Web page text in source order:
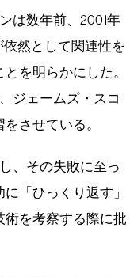
は数年前、2001年
然として関連性を
を明らかにした。
ジェームズ・スコ
させている。
、その失敗に至っ
「ひっくり返す」
術を考察する際に批